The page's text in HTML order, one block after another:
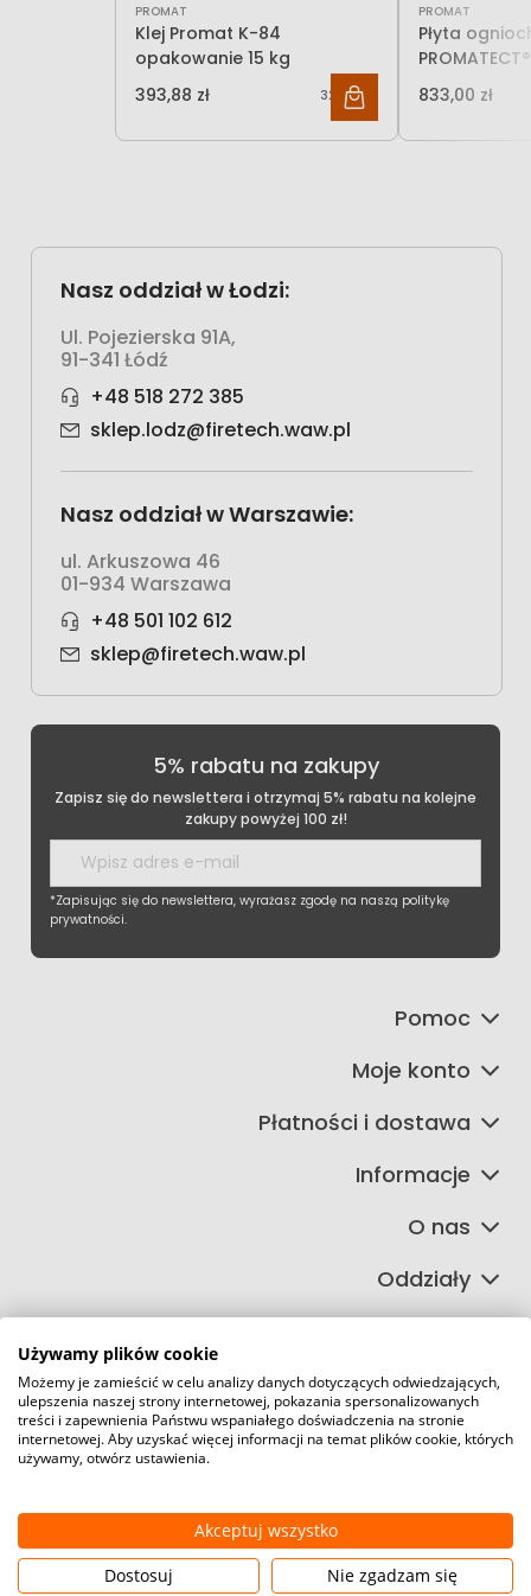
PROMAT
Klej Promat K-84
opakowanie 15 kg
393,88 zł
320,23 zł
PROMAT
Płyta
grubości)
833,00 zł
Nasz oddział w Łodzi:
Ul. Pojezierska 91A,
91-341 Łódź
+48 518 272 385
sklep.lodz@firetech.waw.pl
Nasz oddział w Warszawie:
ul. Arkuszowa 46
01-934 Warszawa
+48 501 102 612
sklep@firetech.waw.pl
5% rabatu na zakupy
Zapisz się do newslettera i otrzymaj 5% rabatu na kolejne
zakupy powyżej 100 zł!
*Zapisując się do newslettera, wyrażasz zgodę na naszą politykę
prywatności.
Pomoc
Moje konto
Płatności i dostawa
Informacje
O nas
Oddziały
©2026 Wszelkie Prawa Zastrzeżone | FIRETECH Stacjonarny i
internetowy sklep przeciwpożarowy
Szablon Master by
Pokaż pełną wersję strony
Używamy plików cookie
Możemy je zamieścić w celu analizy danych dotyczących odwiedzających,
ulepszenia naszej strony internetowej, pokazania spersonalizowanych
treści i zapewnienia Państwu wspaniałego doświadczenia na stronie
internetowej. Aby uzyskać więcej informacji na temat plików cookie, których
używamy, otwórz ustawienia.
Akceptuj wszystko
Dostosuj
Nie zgadzam się